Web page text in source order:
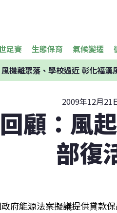
足賽 生態保育 氣候變遷
風機離聚落、學校過近 彰化福漢
2009年12月21
顧：風
部復
府能源法案擬議提供貸款